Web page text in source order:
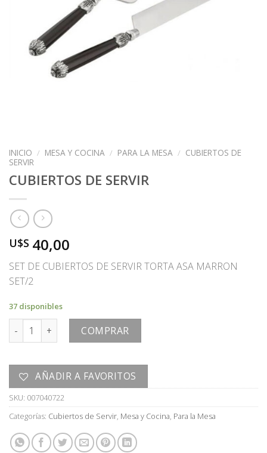
INICIO / MESA Y COCINA / PARA LA MESA / CUBIERTOS DE
SERVIR
CUBIERTOS DE SERVIR
U$S 40,00
SET DE CUBIERTOS DE SERVIR TORTA ASA MARRON
SET/2
37 disponibles
CUBIERTOS DE SERVIR cantidad
COMPRAR
AÑADIR A FAVORITOS
SKU: 007040722
Categorías: Cubiertos de Servir, Mesa y Cocina, Para la Mesa